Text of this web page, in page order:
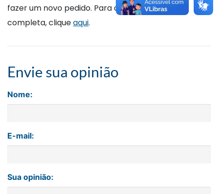
fazer um novo pedido. Para acessar a matéria
completa, cliqueaqui.
Envie sua opinião
Nome:
E-mail:
Sua opinião: